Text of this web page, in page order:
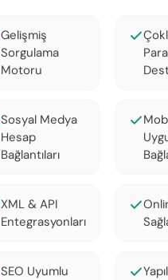
Gelişmiş
Sorgulama
Motoru
Sosyal Medya
Hesap
Bağlantıları
XML & API
Entegrasyonları
SEO Uyumlu